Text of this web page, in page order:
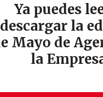
Ya puedes
descargar la
Mayo de
la